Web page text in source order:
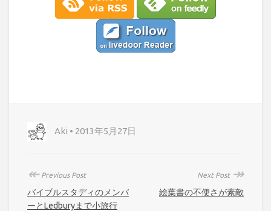
Aki • 2013年5月27日
↞Previous Post
バイブルスタディのメンバ
ーとLedburyまで小旅行
Next Post ↠
絵葉書の不便さが素敵